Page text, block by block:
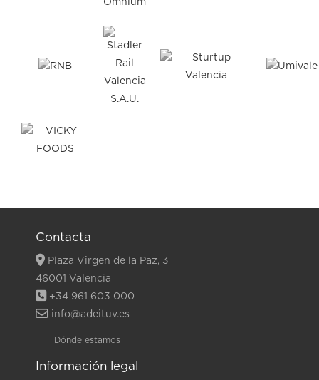
Contacta
Plaza Virgen de la Paz, 3
46001 Valencia
+34 961 603 000
info@adeituv.es
Dónde estamos
Información legal